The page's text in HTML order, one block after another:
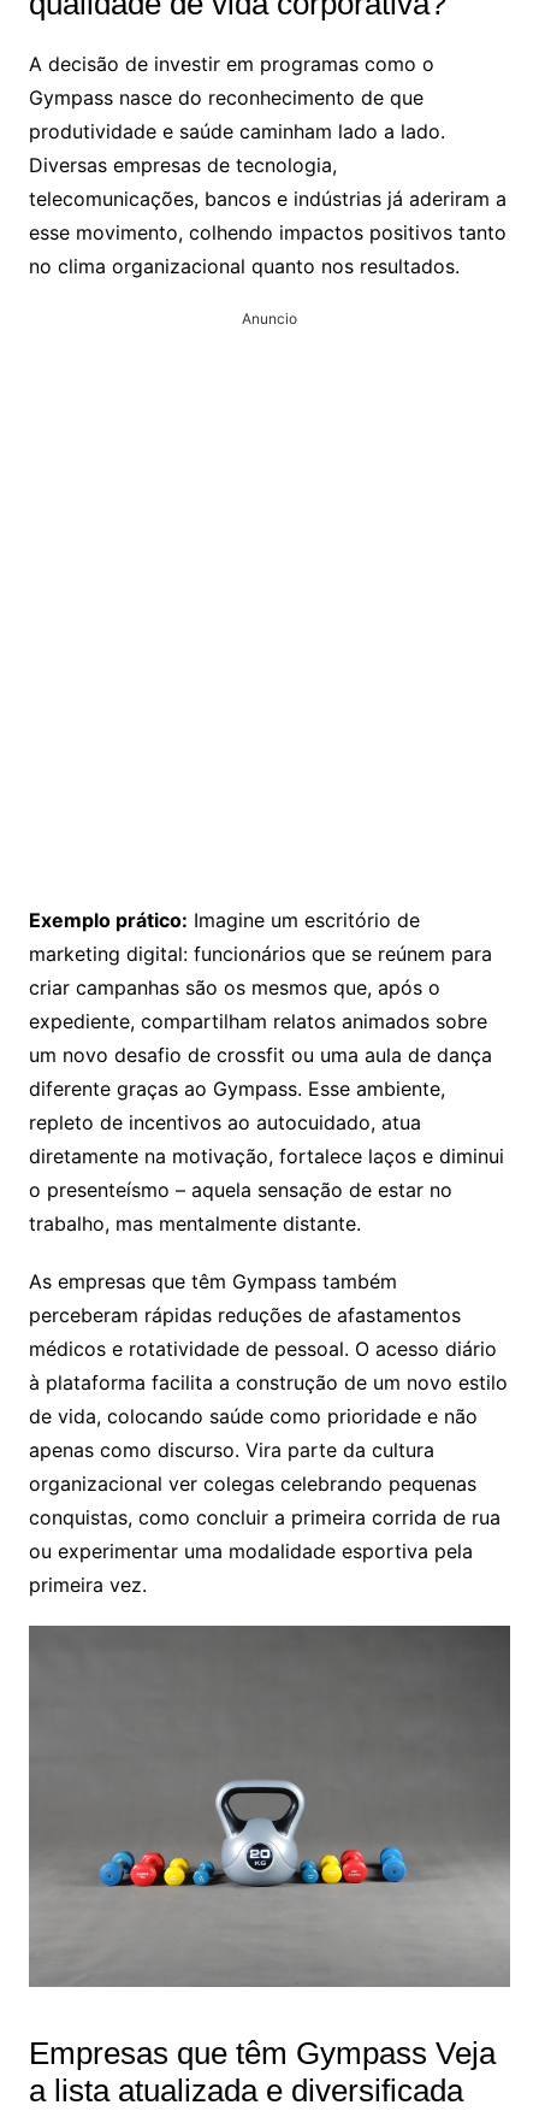
A decisão de investir em programas como o
Gympass nasce do reconhecimento de que
produtividade e saúde caminham lado a lado.
Diversas empresas de tecnologia,
telecomunicações, bancos e indústrias já aderiram a
esse movimento, colhendo impactos positivos tanto
no clima organizacional quanto nos resultados.
Anuncio
Exemplo prático: Imagine um escritório de
marketing digital: funcionários que se reúnem para
criar campanhas são os mesmos que, após o
expediente, compartilham relatos animados sobre
um novo desafio de crossfit ou uma aula de dança
diferente graças ao Gympass. Esse ambiente,
repleto de incentivos ao autocuidado, atua
diretamente na motivação, fortalece laços e diminui
o presenteísmo – aquela sensação de estar no
trabalho, mas mentalmente distante.
As empresas que têm Gympass também
perceberam rápidas reduções de afastamentos
médicos e rotatividade de pessoal. O acesso diário
à plataforma facilita a construção de um novo estilo
de vida, colocando saúde como prioridade e não
apenas como discurso. Vira parte da cultura
organizacional ver colegas celebrando pequenas
conquistas, como concluir a primeira corrida de rua
ou experimentar uma modalidade esportiva pela
primeira vez.
Empresas que têm Gympass Veja
a lista atualizada e diversificada